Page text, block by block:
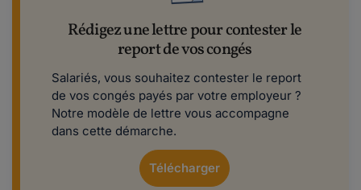
Rédigez une lettre pour contester le
report de vos congés
Salariés, vous souhaitez contester le report
de vos congés payés par votre employeur ?
Notre modèle de lettre vous accompagne
dans cette démarche.
Télécharger